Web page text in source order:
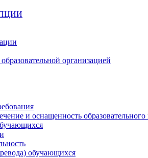
организацией
и оснащенность
обучающихся